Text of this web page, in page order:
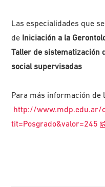
Las especialidades que
de Iniciación a la
Taller de sistematización
social supervisadas
Para más información de
http://www.mdp.edu.ar/
tit=Posgrado&valor=245